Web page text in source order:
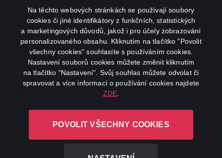
Na těchto webových stránkách se používají soubory
cookies či jiné identifikátory z funkčních, statistických
a marketingových důvodů, jakož i pro účely zobrazování
personalizovaného obsahu. Kliknutím na tlačítko "Povolit
všechny cookies" souhlasíte s používáním cookies.
Nastavení souborů cookies můžete změnit kliknutím
na tlačítko "Nastavení". Svůj souhlas můžete odvolat či
spravovat a více informací o používání cookies najdete
ZDE
POVOLIT VŠECHNY COOKIES
facebookinstagram
youtube
L-1246 Luxembourg R.C.S.